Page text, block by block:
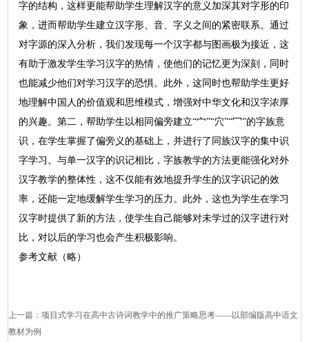
字的结构，这样更能帮助学生理解汉字的意义加深其对字形的印
象，进而帮助学生建立汉字形、音、字义之间的紧密联系。通过
对字源的深入分析，我们发现每一个汉字都与图画极为接近，这
有助于激发学生学习汉字的热情，使他们的记忆更为深刻，同时
也能减少他们对学习汉字的恐惧。此外，这同时也帮助学生更好
地理解中国人的价值观和思维模式，增强对中华文化和汉字浓厚
的兴趣。第二，帮助学生以相同偏旁建立“宀”“穴”“冖”的字族意
识，在学生掌握了偏旁义的基础上，并进行了同族汉字的集中识
字学习。与单一汉字的识记相比，字族教学的方法更能强化对外
汉字教学的整体性，这不仅能有效地提升学生的汉字识记的效
率，还能一定地缓解学生学习的压力。此外，这也为学生在学习
汉字时提供了新的方法，使学生自己能够对未学过的汉字进行对
比，对以后的学习也会产生积极影响。
参考文献（略）
上一篇：项目式学习在高中古诗词教学中的推广策略思考——以部编版高中语文
教材为例